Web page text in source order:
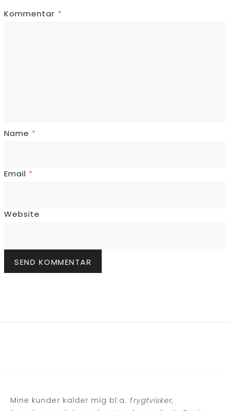
Kommentar *
Name *
Email *
Website
Mine kunder kalder mig bl.a. frygtvisker,